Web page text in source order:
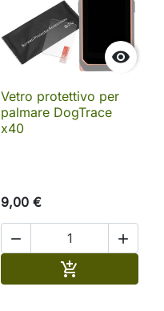

Vetro protettivo per
palmare DogTrace
x40
9,00 €
 
